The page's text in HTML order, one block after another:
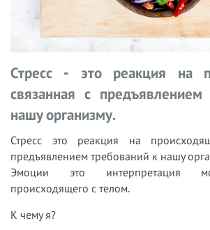
Стресс - это реакция на
связанная с
нашу организму.
Стресс это реакция на
предъявлением требований к нашу
Эмоции это интерпретация
происходящего с телом.
К чему я?